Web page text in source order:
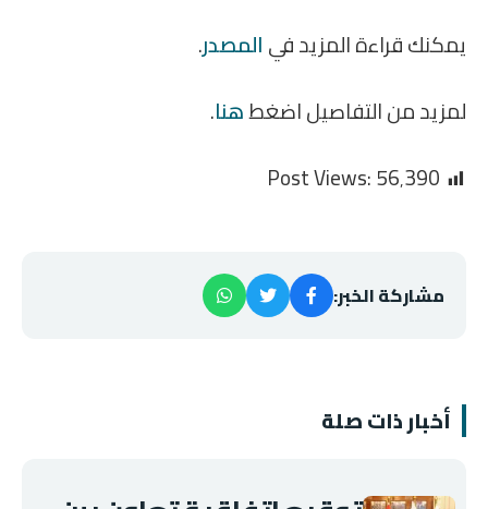
يمكنك قراءة المزيد فيالمصدر.
لمزيد من التفاصيل اضغطهنا.
Post Views:56٬390
مشاركة الخبر:
أخبار ذات صلة